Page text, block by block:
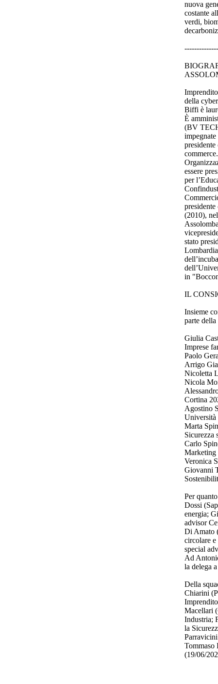
nuova
costante
verdi,
della
Biffi è
È
(BV
essere
per
(2010),
stato
in
IL
Insieme
parte della
Giulia
Imprese
Paolo
Arrigo
Nicoletta
Nicola
Cortina
Agostino
Università
Marta
Sicurezza
Carlo
Marketing
Veronica
Giovanni
Per
Dossi
energia;
advisor
Di Amato
circolare
special
Ad
la delega
Della
Chiarini
Macellari
Industria;
la
Tommaso
(19/06/